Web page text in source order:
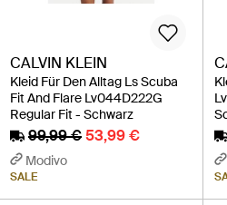
CALVIN KLEIN
Kleid Für Den Alltag Ls Scuba
Fit And Flare Lv044D222G
Regular Fit - Schwarz
99,99 €53,99 €
Modivo
SALE